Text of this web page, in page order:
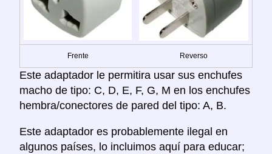
Frente Reverso
Este adaptador le permitira usar sus enchufes
macho de tipo: C, D, E, F, G, M en los enchufes
hembra/conectores de pared del tipo: A, B.
Este adaptador es probablemente ilegal en
algunos países, lo incluimos aquí para educar;